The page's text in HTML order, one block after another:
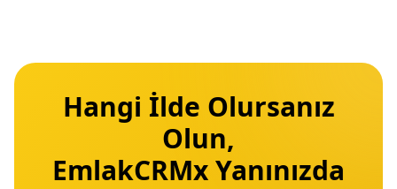
Hangi İlde Olursanız
Olun,
EmlakCRMx Yanınızda